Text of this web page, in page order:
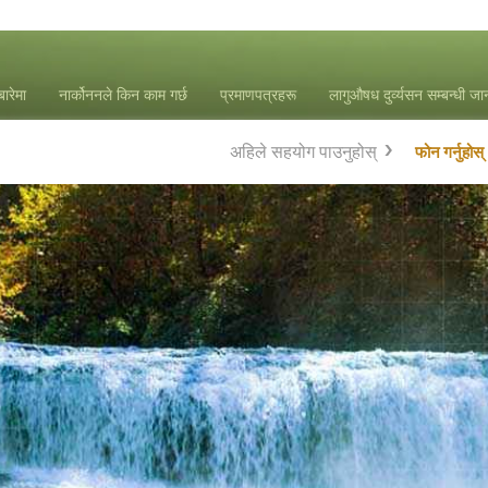
नार्कोननले किन काम गर्छ प्रमाणपत्रहरू लागुऔषध दुर्व्यसन सम्बन्धी
फोन गर्नुहोस्
अहिले सहयोग पाउनुहोस्